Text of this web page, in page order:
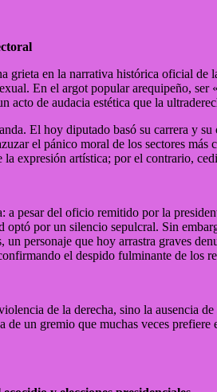
grieta en la narrativa histórica oficial
En el argot popular arequipeño,
de audacia estética que la
El hoy diputado basó su carrera y
el pánico moral de los sectores
expresión artística; por el contrario,
pesar del oficio remitido por la
por un silencio sepulcral. Sin
personaje que hoy arrastra graves
el despido fulminante de los
de la derecha, sino la ausencia
un gremio que muchas veces